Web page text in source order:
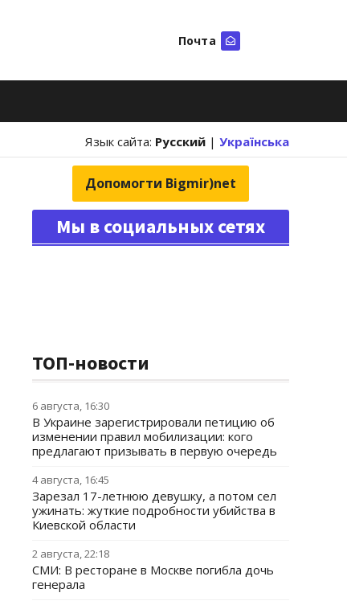
Почта
Язык сайта: Русский | Українська
Допомогти Bigmir)net
Мы в социальных сетях
ТОП-новости
6 августа, 16:30
В Украине зарегистрировали петицию об
изменении правил мобилизации: кого
предлагают призывать в первую очередь
4 августа, 16:45
Зарезал 17-летнюю девушку, а потом сел
ужинать: жуткие подробности убийства в
Киевской области
2 августа, 22:18
СМИ: В ресторане в Москве погибла дочь
генерала